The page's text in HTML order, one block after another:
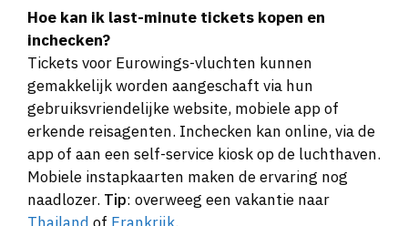
Hoe kan ik last-minute tickets kopen en
inchecken?
Tickets voor Eurowings-vluchten kunnen
gemakkelijk worden aangeschaft via hun
gebruiksvriendelijke website, mobiele app of
erkende reisagenten. Inchecken kan online, via de
app of aan een self-service kiosk op de luchthaven.
Mobiele instapkaarten maken de ervaring nog
naadlozer. Tip: overweeg een vakantie naar